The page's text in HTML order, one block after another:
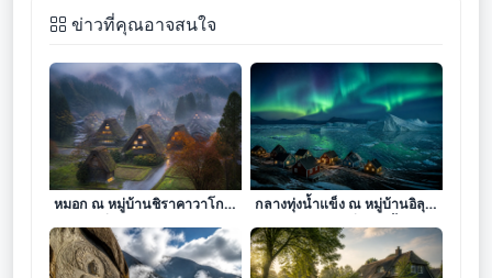
ข่าวที่คุณอาจสนใจ
ดั่งรอยจารึกแห่งมนตรากลางไอ
หมอก ณ หมู่บ้านชิราคาวาโกะ
ดินแดนที่กาลเวลาหยุดพักใน
อ้อมกอดขุนเขา
ดั่งรอยจารึกแห่งความเงียบงัน
กลางทุ่งน้ำแข็ง ณ หมู่บ้านอิลุล
ลิสแซท ดินแดนที่ภูเขาน้ำแข็ง
ร่ายรำใต้แสงเหนือ